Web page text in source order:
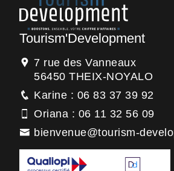
Tourism'Development
7 rue des Vanneaux
56450 THEIX-NOYALO
Karine : 06 83 37 39 92
Oriana : 06 11 32 56 09
bienvenue@tourism-